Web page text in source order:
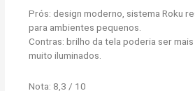
Prós: design moderno, sistema Roku
para ambientes pequenos.
Contras: brilho da tela poderia ser
muito iluminados.
Nota: 8,3 / 10